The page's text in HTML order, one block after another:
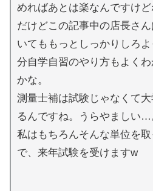
めればあとは楽なんですけど
だけどこの記事中の店長さん
いてももっとしっかりしろ
分自学自習のやり方もよく
かな。
測量士補は試験じゃなくて
るんですね。うらやましい…
私はもちろんそんな単位を
で、来年試験を受けますw